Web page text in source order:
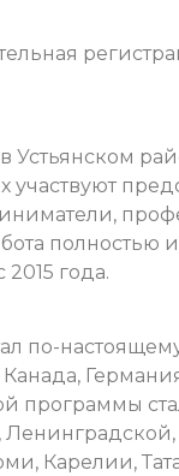
участвуют
полностью
года.
по-
программы
Карелии,